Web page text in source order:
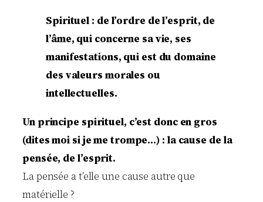
Spirituel : de l’ordre de l’esprit, de
l’âme, qui concerne sa vie, ses
manifestations, qui est du domaine
des valeurs morales ou
intellectuelles.
Un principe spirituel, c’est donc en gros
(dites moi si je me trompe…) : la cause de la
pensée, de l’esprit.
La pensée a t’elle une cause autre que
matérielle ?